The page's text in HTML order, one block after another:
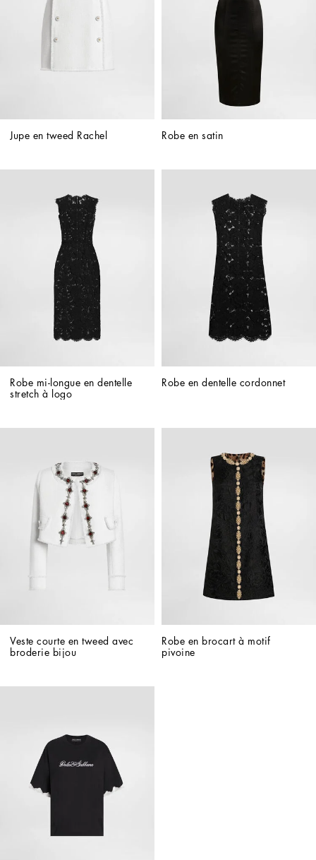
Jupe en tweed Rachel Robe en satin
Robe mi-longue en dentelle
stretch à logo
Robe en dentelle cordonnet
Veste courte en tweed avec
broderie bijou
Robe en brocart à motif
pivoine